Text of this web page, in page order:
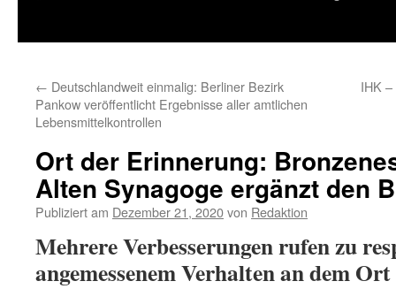
← Deutschlandweit einmalig: Berliner Bezirk
Pankow veröffentlicht Ergebnisse aller amtlichen
Lebensmittelkontrollen
IHK
Ort der Erinnerung:
Alten Synagoge ergänzt den
Publiziert am Dezember 21, 2020von Redaktion
Mehrere Verbesserungen rufen zu
angemessenem Verhalten an dem